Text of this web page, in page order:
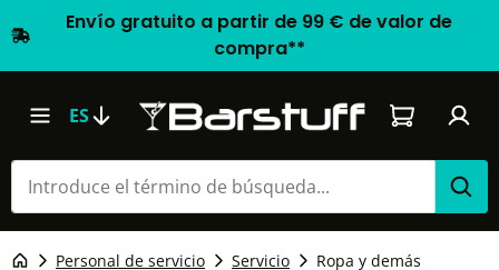
Envío gratuito a partir de 99 € de valor de
compra**
ES El carrito
Personal de servicio Servicio Ropa y demás